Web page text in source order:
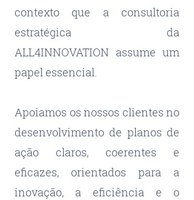
contexto que a consultoria
estratégica da
ALL4INNOVATION assume um
papel essencial.
​Apoiamos os nossos clientes no
desenvolvimento de planos de
ação claros, coerentes e
eficazes, orientados para a
inovação, a eficiência e o